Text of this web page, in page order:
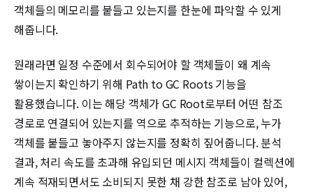
객체들의 메모리를 붙들고 있는지를 한눈에 파악할 수 있게
해줍니다.
원래라면 일정 수준에서 회수되어야 할 객체들이 왜 계속
쌓이는지 확인하기 위해 Path to GC Roots 기능을
활용했습니다. 이는 해당 객체가 GC Root로부터 어떤 참조
경로로 연결되어 있는지를 역으로 추적하는 기능으로, 누가
객체를 붙들고 놓아주지 않는지를 정확히 짚어줍니다. 분석
결과, 처리 속도를 초과해 유입되던 메시지 객체들이 컬렉션에
계속 적재되면서도 소비되지 못한 채 강한 참조로 남아 있어,